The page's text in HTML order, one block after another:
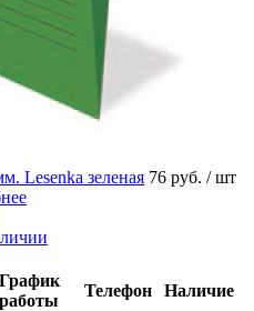
Lesenka зеленая 76 руб. / шт
График
работы
Телефон
Наличие